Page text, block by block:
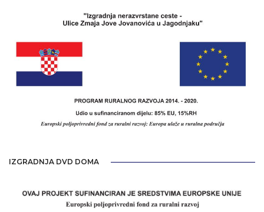
IZGRADNJA DVD DOMA